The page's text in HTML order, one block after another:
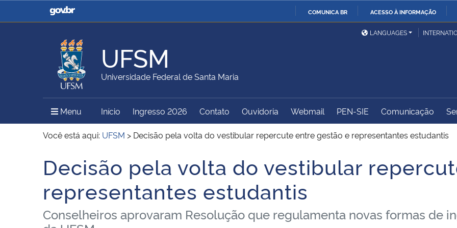
COMUNICA BR ACESSO À INFORMAÇÃO
Casa Civil
Ministério da Justiça e
Ministério da Defesa
Ministério das Relações
Exteriores
Ministério da Agricultura,
Pecuária e Abastecimento
Ministério da Educação
Ministério do Meio Ambiente Ministério do Turismo
Ministério do
Desenvolvimento Regional
Controladoria-Geral da
Secretaria de Governo
Gabinete de Segurança
Institucional
Advocacia-Geral da União Banco Central do Brasil
LANGUAGES
UFSM
Universidade Federal de Santa Maria
Menu Menu Principal do Sítio
Início Ingresso 2026 Contato Ouvidoria Webmail PEN-SIE Comunicação
Você está aqui: UFSM > Decisão pela volta do vestibular repercute entre gestão e representantes estudantis
Início do conteúdo
Decisão pela volta do vestibular
representantes estudantis
Conselheiros aprovaram Resolução que regulamenta novas formas de